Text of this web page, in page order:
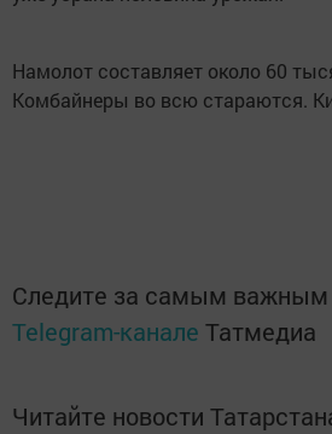
Намолот составляет около 60
Комбайнеры во всю стараются.
Следите за самым важным
Telegram-канале Татмедиа
Читайте новости